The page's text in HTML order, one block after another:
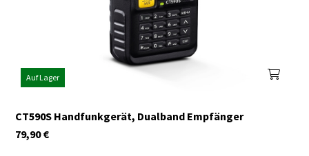
Auf Lager
CT590S Handfunkgerät, Dualband Empfänger
€
79,90